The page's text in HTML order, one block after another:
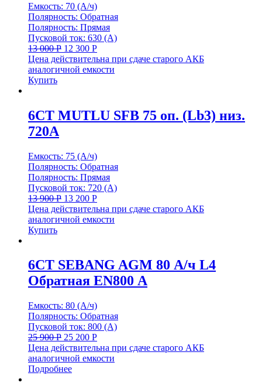
Емкость: 70 (А/ч)
Полярность: Обратная
Полярность: Прямая
Пусковой ток: 630 (А)
13 000Р 12 300 Р
Цена действительна при сдаче старого АКБ
аналогичной емкости
Купить
6СТ MUTLU SFB 75 оп. (Lb3) низ.
720А
Емкость: 75 (А/ч)
Полярность: Обратная
Полярность: Прямая
Пусковой ток: 720 (А)
13 900Р 13 200 Р
Цена действительна при сдаче старого АКБ
аналогичной емкости
Купить
6СТ SEBANG AGM 80 А/ч L4
Обратная EN800 А
Емкость: 80 (А/ч)
Полярность: Обратная
Пусковой ток: 800 (А)
25 900Р 25 200 Р
Цена действительна при сдаче старого АКБ
аналогичной емкости
Подробнее